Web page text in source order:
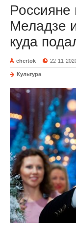
Меладзе
куда
chertok 22-11-
Культура